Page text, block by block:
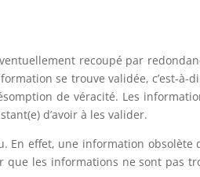
recoupé par
se trouve validée, c’est-
de véracité. Les
d’avoir à les valider.
En effet, une information
les informations ne sont pas